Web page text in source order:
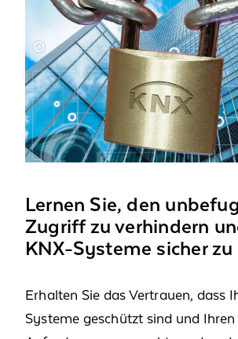
Lernen Sie, den
Zugriff zu verhindern
KNX-Systeme sicher
Erhalten Sie das Vertrauen, dass
Systeme geschützt sind und Ihren